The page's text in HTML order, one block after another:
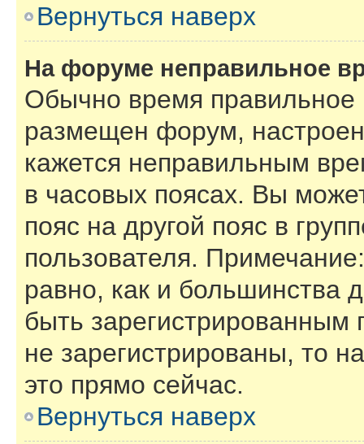
Вернуться наверх
На форуме неправильное
Обычно время правильное
размещен форум,
кажется неправильным
в часовых поясах. Вы
пояс на другой пояс в
пользователя.
равно, как и большинства
быть
не зарегистрированы, то
это прямо сейчас.
Вернуться наверх